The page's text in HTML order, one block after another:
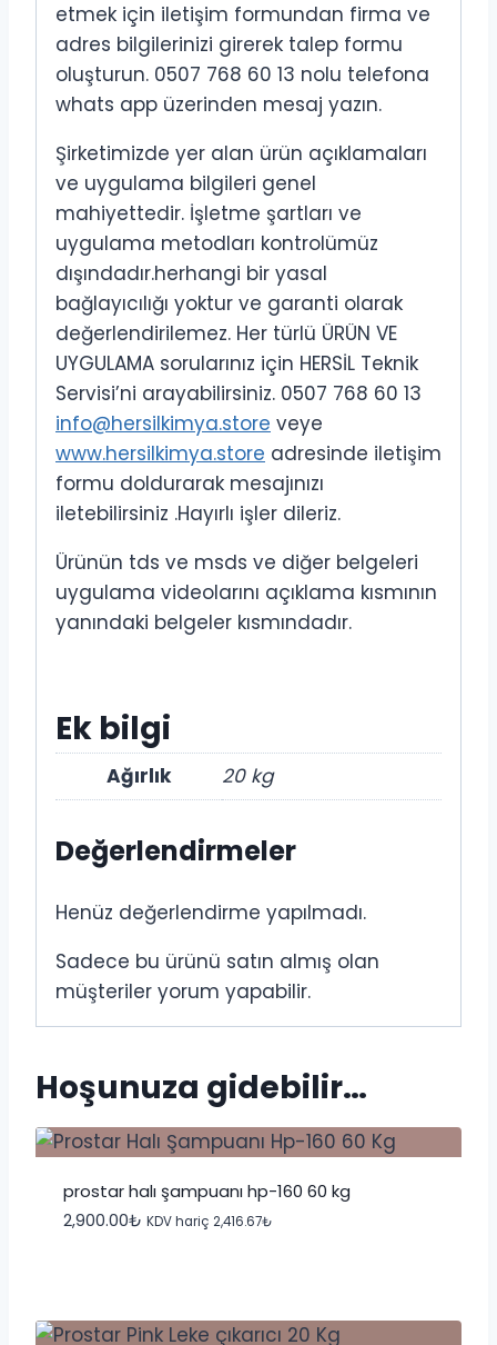
etmek için iletişim formundan firma ve
adres bilgilerinizi girerek talep formu
oluşturun. 0507 768 60 13 nolu telefona
whats app üzerinden mesaj yazın.
Şirketimizde yer alan ürün açıklamaları
ve uygulama bilgileri genel
mahiyettedir. İşletme şartları ve
uygulama metodları kontrolümüz
dışındadır.herhangi bir yasal
bağlayıcılığı yoktur ve garanti olarak
değerlendirilemez. Her türlü ÜRÜN VE
UYGULAMA sorularınız için HERSİL Teknik
Servisi’ni arayabilirsiniz. 0507 768 60 13
info@hersilkimya.store veye
www.hersilkimya.store adresinde iletişim
formu doldurarak mesajınızı
iletebilirsiniz .Hayırlı işler dileriz.
Ürünün tds ve msds ve diğer belgeleri
uygulama videolarını açıklama kısmının
yanındaki belgeler kısmındadır.
Ek bilgi
Ağırlık 20 kg
Değerlendirmeler
Henüz değerlendirme yapılmadı.
Sadece bu ürünü satın almış olan
müşteriler yorum yapabilir.
Hoşunuza gidebilir…
prostar halı şampuanı hp-160 60 kg
2,900.00₺ KDV hariç 2,416.67₺